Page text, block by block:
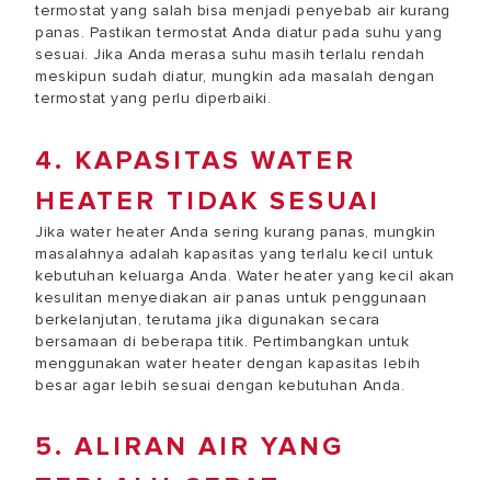
termostat yang salah bisa menjadi penyebab air kurang
panas. Pastikan termostat Anda diatur pada suhu yang
sesuai. Jika Anda merasa suhu masih terlalu rendah
meskipun sudah diatur, mungkin ada masalah dengan
termostat yang perlu diperbaiki.
4. KAPASITAS WATER
HEATER TIDAK SESUAI
Jika water heater Anda sering kurang panas, mungkin
masalahnya adalah kapasitas yang terlalu kecil untuk
kebutuhan keluarga Anda. Water heater yang kecil akan
kesulitan menyediakan air panas untuk penggunaan
berkelanjutan, terutama jika digunakan secara
bersamaan di beberapa titik. Pertimbangkan untuk
menggunakan water heater dengan kapasitas lebih
besar agar lebih sesuai dengan kebutuhan Anda.
5. ALIRAN AIR YANG